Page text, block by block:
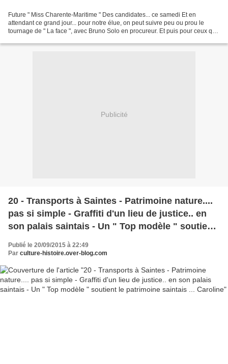
Future " Miss Charente-Maritime " Des candidates... ce samedi Et en
attendant ce grand jour... pour notre élue, on peut suivre peu ou prou le
tournage de " La face ", avec Bruno Solo en procureur. Et puis pour ceux qui
Publicité
20 - Transports à Saintes - Patrimoine nature....
pas si simple - Graffiti d'un lieu de justice.. en
son palais saintais - Un " Top modèle " soutient
Publié le 20/09/2015 à 22:49
Par culture-histoire.over-blog.com